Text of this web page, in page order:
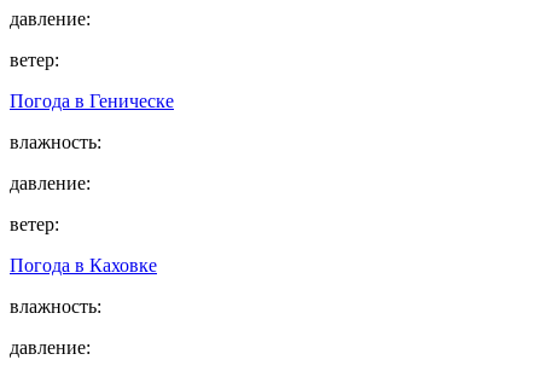
давление:
ветер:
Погода в Геническе
влажность:
давление:
ветер:
Погода в Каховке
влажность:
давление: